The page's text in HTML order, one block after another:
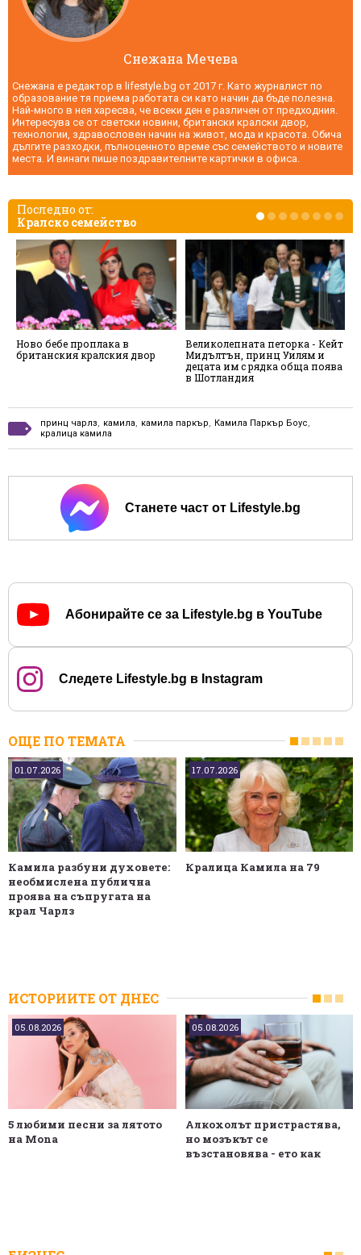
Снежана Мечева
Снежана е редактор в lifestyle.bg от 2017 г. Като журналист по
образование тя приема работата си като начин да бъде полезна.
Най-много в нея харесва, че всеки ден е различен от предходния.
Интересува се от светски новини, британски кралски двор,
технологии, здравословен начин на живот, мода и красота. Обича
дългите разходки, пълноценното време със семейството и новите
места. И винаги пише поздравителните картички в офиса.
Последно от:
Кралско семейство
Ново бебе проплака в
британския кралския двор
Великолепната петорка - Кейт
Мидълтън, принц Уилям и
децата им с рядка обща поява
в Шотландия
принц чарлз, камила, камила паркър, Камила Паркър Боус,
кралица камила
Станете част от Lifestyle.bg
Абонирайте се за Lifestyle.bg в YouTube
Следете Lifestyle.bg в Instagram
ОЩЕ ПО ТЕМАТА
01.07.2026
Камила разбуни духовете:
необмислена публична
проява на съпругата на
крал Чарлз
17.07.2026
Кралица Камила на 79
ИСТОРИИТЕ ОТ ДНЕС
05.08.2026
5 любими песни за лятото
на Mona
05.08.2026
Алкохолът пристрастява,
но мозъкът се
възстановява - ето как